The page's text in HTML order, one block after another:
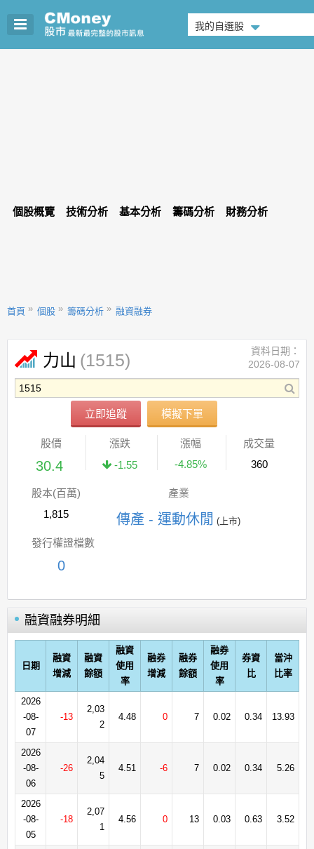
我的自選股
個股概覽 技術分析 基本分析 籌碼分析 財務分析
首頁 個股 籌碼分析 融資融券
力山 (1515)
立即追蹤 模擬下單
資料日期：
2026-08-07
股價
30.4
漲跌
-1.55
漲幅
-4.85%
成交量
360
股本(百萬)
1,815
產業
傳產 - 運動休閒 (上市)
發行權證檔數
0
融資融券明細
日期
融資
增減
融資
餘額
融資
使用
率
融券
增減
融券
餘額
融券
使用
率
券資
比
當沖
比率
2026
-08-
07
-13
2,03
2
4.48 0 7 0.02 0.34 13.93
2026
-08-
06
-26
2,04
5
4.51 -6 7 0.02 0.34 5.26
2026
-08-
05
-18
2,07
1
4.56 0 13 0.03 0.63 3.52